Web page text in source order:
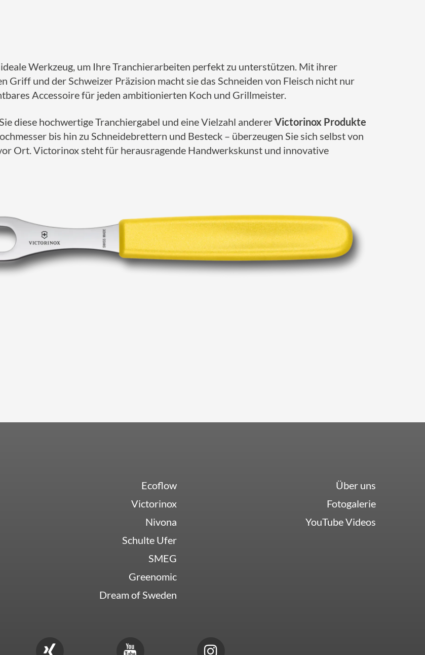
Werkzeug, um Ihre Tranchierarbeiten perfekt zu unterstützen. Mit ihrer
Griff und der Schweizer Präzision macht sie das Schneiden von Fleisch nicht nur
Accessoire für jeden ambitionierten Koch und Grillmeister.
diese hochwertige Tranchiergabel und eine Vielzahl andererVictorinox Produkte
bis hin zu Schneidebrettern und Besteck – überzeugen Sie sich selbst von
Ort. Victorinox steht für herausragende Handwerkskunst und innovative
Ecoflow
Victorinox
Nivona
Schulte Ufer
SMEG
Greenomic
Dream of Sweden
Über uns
Fotogalerie
YouTube Videos